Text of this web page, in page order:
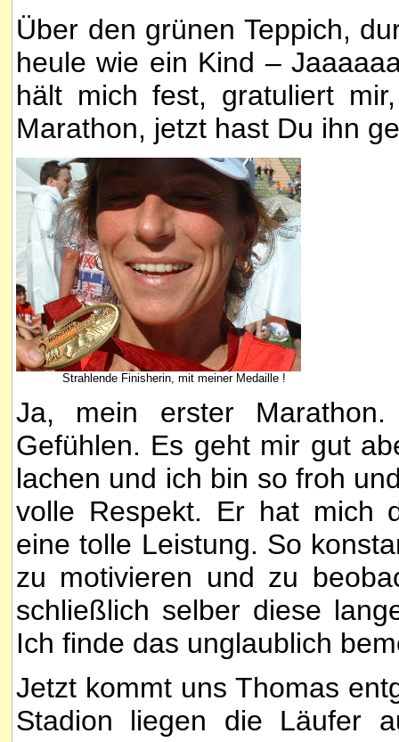
Über den grünen Teppich,
heule wie ein Kind –
hält mich fest, gratuliert
Marathon, jetzt hast Du ihn
Strahlende Finisherin, mit meiner Medaille !
Ja, mein erster
Gefühlen. Es geht mir gut
lachen und ich bin so froh
volle Respekt. Er hat mich
eine tolle Leistung. So
zu motivieren und zu
schließlich selber diese
Ich finde das unglaublich
Jetzt kommt uns Thomas
Stadion liegen die Läufer